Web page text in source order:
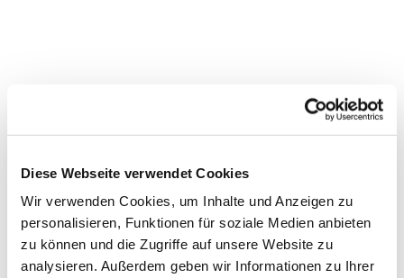
Diese Webseite verwendet Cookies
Wir verwenden Cookies, um Inhalte und Anzeigen zu
personalisieren, Funktionen für soziale Medien anbieten
zu können und die Zugriffe auf unsere Website zu
analysieren. Außerdem geben wir Informationen zu Ihrer
interessieren